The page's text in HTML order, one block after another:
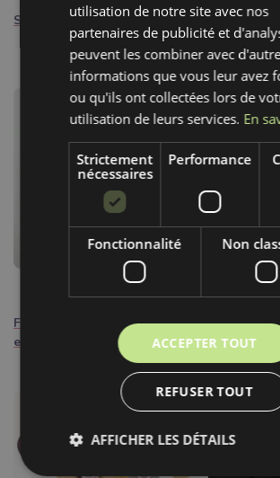
Sangle coton 4 cm dark blue
Boucle
anthracite
1,80€ / Pcs
Fil a coudre Overlock 2700 m
ecru
Fil a
aubergine
utilisation de notre site avec nos
partenaires de publicité et
peuvent les combiner avec
informations que vous leur avez
ou qu'ils ont collectées lors de
utilisation de leurs services. En
Strictement
nécessaires
Performance
Fonctionnalité Non
ACCEPTER TOUT
REFUSER TOUT
AFFICHER LES DÉTAILS